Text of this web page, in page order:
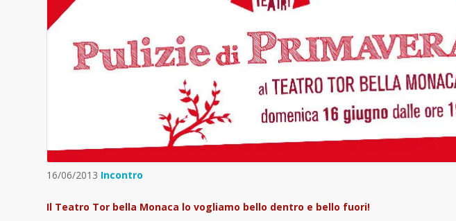
16/06/2013 Incontro
Il Teatro Tor bella Monaca lo vogliamo bello dentro e bello fuori!